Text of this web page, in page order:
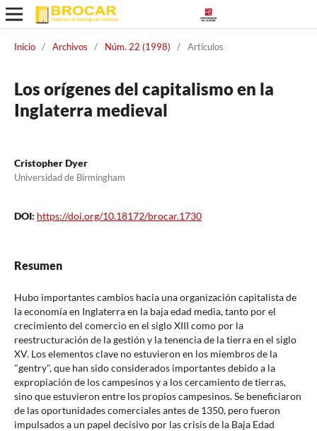
Inicio / Archivos / Núm. 22 (1998) / Artículos
Los orígenes del capitalismo en la
Inglaterra medieval
Cristopher Dyer
Universidad de Birmingham
DOI: https://doi.org/10.18172/brocar.1730
Resumen
Hubo importantes cambios hacia una organización capitalista de
la economía en Inglaterra en la baja edad media, tanto por el
crecimiento del comercio en el siglo XIII como por la
reestructuración de la gestión y la tenencia de la tierra en el siglo
XV. Los elementos clave no estuvieron en los miembros de la
"gentry", que han sido considerados importantes debido a la
expropiación de los campesinos y a los cercamiento de tierras,
sino que estuvieron entre los propios campesinos. Se beneficiaron
de las oportunidades comerciales antes de 1350, pero fueron
impulsados a un papel decisivo por las crisis de la Baja Edad